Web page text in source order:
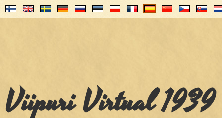
Viipuri Virtual 1939